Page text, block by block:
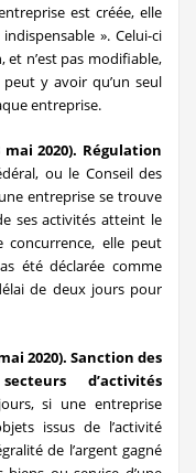
est créée, elle
». Celui-ci
n’est pas modifiable,
y avoir qu’un seul
entreprise.
2020). Régulation
ou le Conseil des
entreprise se trouve
ses activités atteint le
concurrence, elle peut
été déclarée comme
de deux jours pour
2020). Sanction des
d’activités
si une entreprise
issus de l’activité
de l’argent gagné